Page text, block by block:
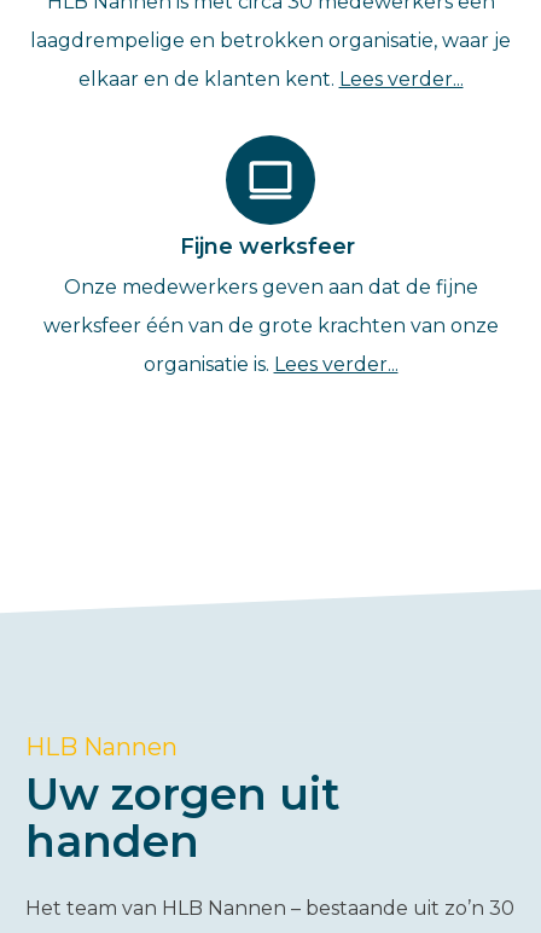
laagdrempelige en betrokken organisatie, waar je
elkaar en de klanten kent. Lees verder...
Fijne werksfeer
Onze medewerkers geven aan dat de fijne
werksfeer één van de grote krachten van onze
organisatie is. Lees verder...
HLB Nannen
Uw zorgen uit
handen
Het team van HLB Nannen – bestaande uit zo’n 30